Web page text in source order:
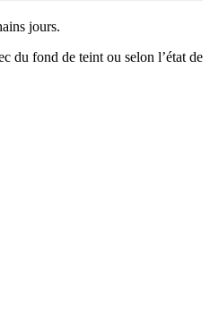
jours.
du fond de teint ou selon l’état de